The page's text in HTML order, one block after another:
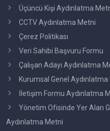
Üçüncü Kişi Aydınlatma
CCTV Aydınlatma Metni
Çerez Politikası
Veri Sahibi Başvuru Formu
Çalışan Adayı Aydınlatma
Kurumsal Genel Aydınlatma
İletişim Formu Aydınlatma
Yönetim Ofisinde Yer Alan
Aydınlatma Metni